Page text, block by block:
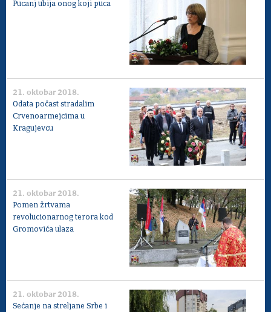
Pucanj ubija onog koji puca
21. oktobar 2018.
Odata počast stradalim
Crvenoarmejcima u
Kragujevcu
21. oktobar 2018.
Pomen žrtvama
revolucionarnog terora kod
Gromovića ulaza
21. oktobar 2018.
Sećanje na streljane Srbe i